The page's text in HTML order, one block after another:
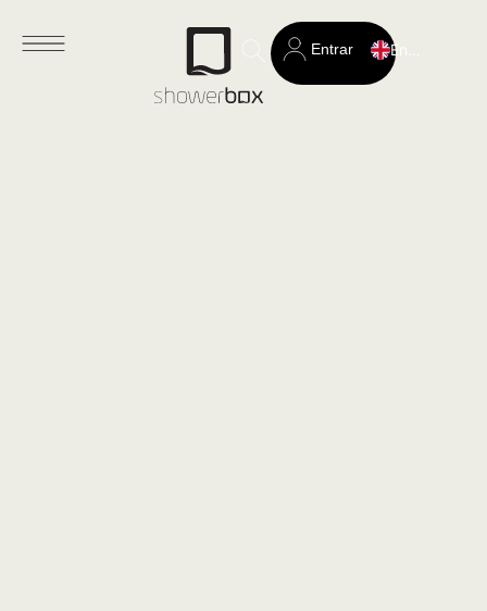
Search
for:
Entrar